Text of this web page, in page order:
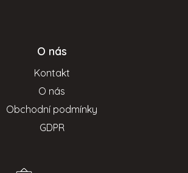
O nás
Kontakt
O nás
Obchodní podmínky
GDPR